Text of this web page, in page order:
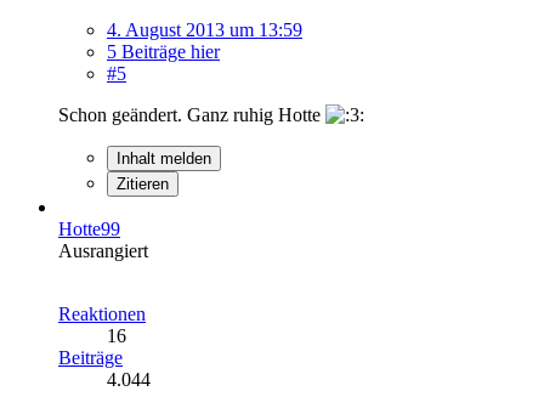
4. August 2013 um 13:59
5 Beiträge hier
#5
Schon geändert. Ganz ruhig Hotte
Inhalt melden
Zitieren
Hotte99
Ausrangiert
Reaktionen
16
Beiträge
4.044